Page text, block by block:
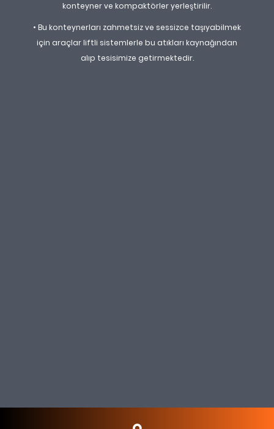
konteyner ve kompaktörler yerleştirilir.
• Bu konteynerları zahmetsiz ve sessizce taşıyabilmek
için araçlar liftli sistemlerle bu atıkları kaynağından
alıp tesisimize getirmektedir.